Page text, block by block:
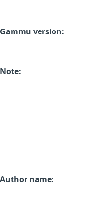
Gammu version:
Note:
Author name: